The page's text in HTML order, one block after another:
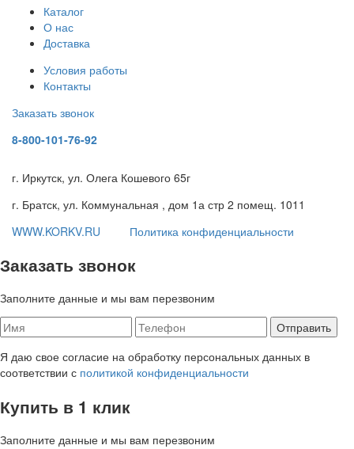
Каталог
О нас
Доставка
Условия работы
Контакты
Заказать звонок
8-800-101-76-92
г. Иркутск, ул. Олега Кошевого 65г
г. Братск, ул. Коммунальная , дом 1а стр 2 помещ. 1011
WWW.KORKV.RU
Политика конфиденциальности
Заказать звонок
Заполните данные и мы вам перезвоним
Я даю свое согласие на обработку персональных данных в
соответствии с политикой конфиденциальности
Купить в 1 клик
Заполните данные и мы вам перезвоним